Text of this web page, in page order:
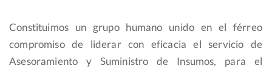
Constituimos un grupo humano unido en el férreo
compromiso de liderar con eficacia el servicio de
Asesoramiento y Suministro de Insumos, para el